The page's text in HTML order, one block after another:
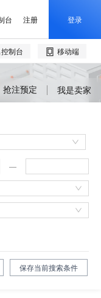
抢注预定 我是卖家
保存当前搜索条件